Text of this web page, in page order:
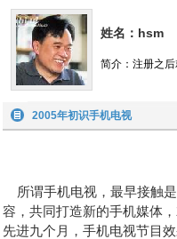
姓名：hsm
简介：注册之
2005年初识手机电视
所谓手机电视，最早接触
容，共同打造新的手机媒体
先进九个月，手机电视节目